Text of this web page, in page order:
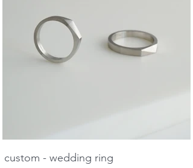
custom - wedding ring